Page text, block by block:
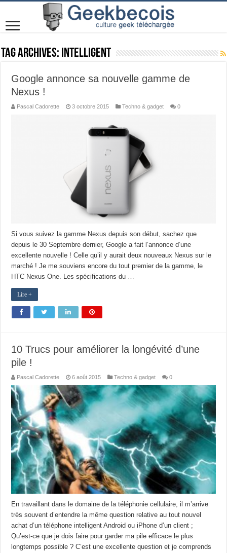
Tag Archives: intelligent
Google annonce sa nouvelle gamme de
Nexus !
Pascal Cadorette 3 octobre 2015 Techno & gadget 0
Si vous suivez la gamme Nexus depuis son début, sachez que
depuis le 30 Septembre dernier, Google a fait l’annonce d’une
excellente nouvelle ! Celle qu’il y aurait deux nouveaux Nexus sur le
marché ! Je me souviens encore du tout premier de la gamme, le
HTC Nexus One. Les spécifications du …
Lire +
10 Trucs pour améliorer la longévité d’une
pile !
Pascal Cadorette 6 août 2015 Techno & gadget 0
En travaillant dans le domaine de la téléphonie cellulaire, il m’arrive
très souvent d’entendre la même question relative au tout nouvel
achat d’un téléphone intelligent Android ou iPhone d’un client ;
Qu’est-ce que je dois faire pour garder ma pile efficace le plus
longtemps possible ? C’est une excellente question et je comprends